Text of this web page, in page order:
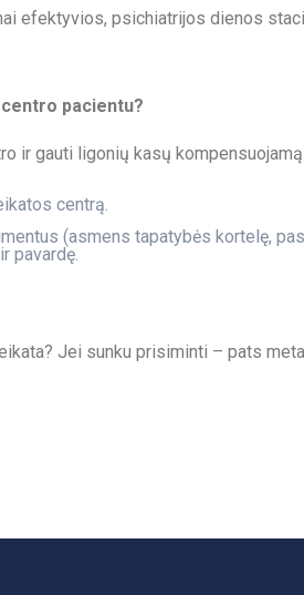
efektyvios, psichiatrijos dienos
pacientu?
ir gauti ligonių kasų
centrą.
(asmens tapatybės kortelę,
pavardę.
Jei sunku prisiminti – pats